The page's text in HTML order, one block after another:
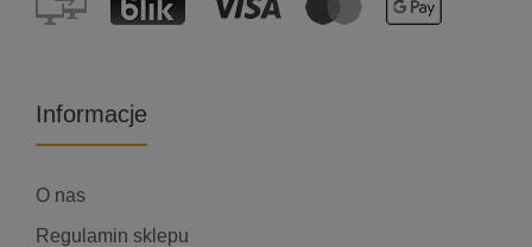
Informacje
O nas
Regulamin sklepu